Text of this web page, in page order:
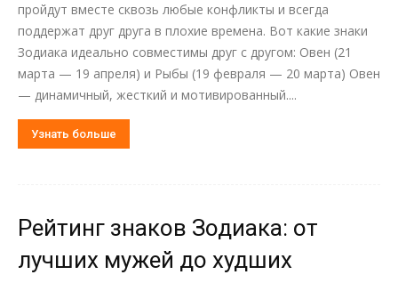
пройдут вместе сквозь любые конфликты и всегда
поддержат друг друга в плохие времена. Вот какие знаки
Зодиака идеально совместимы друг с другом: Овен (21
марта — 19 апреля) и Рыбы (19 февраля — 20 марта) Овен
— динамичный, жесткий и мотивированный....
Узнать больше
Рейтинг знаков Зодиака: от
лучших мужей до худших